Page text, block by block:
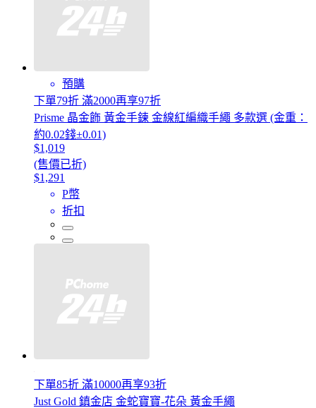
預購
下單79折 滿2000再享97折
Prisme 晶金飾 黃金手鍊 金線紅編織手繩 多款選 (金重：
約0.02錢±0.01)
$1,019
(售價已折)
$1,291
P幣
折扣
下單85折 滿10000再享93折
Just Gold 鎮金店 金蛇寶寶-花朵 黃金手繩